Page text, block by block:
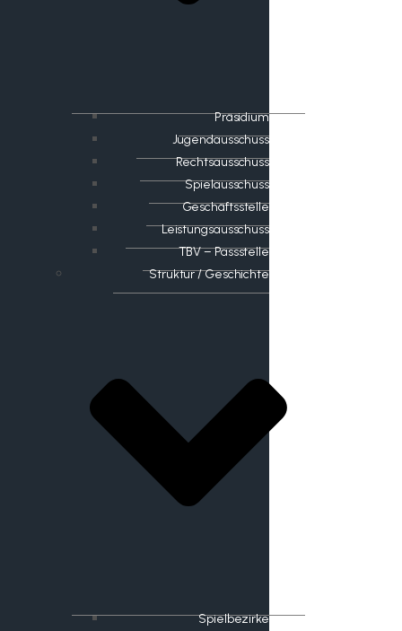
Präsidium
Jugendausschuss
Rechtsausschuss
Spielausschuss
Geschäftsstelle
Leistungsausschuss
TBV – Passstelle
Struktur / Geschichte
Spielbezirke